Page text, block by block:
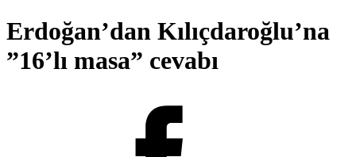
Erdoğan’dan Kılıçdaroğlu’na
”16’lı masa” cevabı